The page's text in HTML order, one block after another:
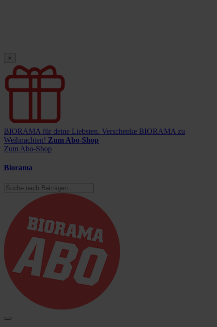
×
BIORAMA für deine Liebsten. Verschenke BIORAMA zu
Weihnachten! Zum Abo-Shop
Zum Abo-Shop
Biorama